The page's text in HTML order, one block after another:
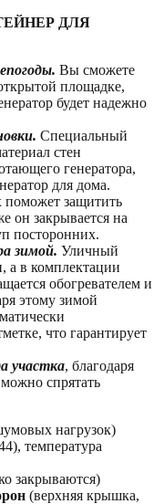
ДЛЯ
Вы сможете
площадке,
будет надежно
Специальный
стен
генератора,
для дома.
защитить
он закрывается на
посторонних.
зимой. Уличный
a в комплектации
обогревателем и
этому зимой
что гарантирует
участка, благодаря
спрятать
нагрузок)
температура
закрываются)
(верхняя крышка,